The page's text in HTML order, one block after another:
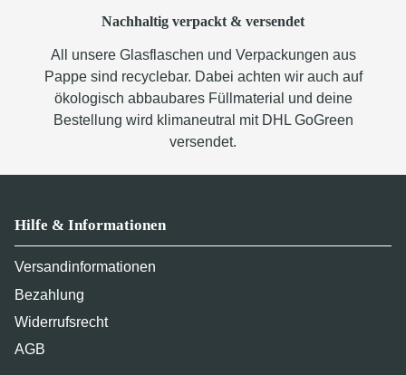
Nachhaltig verpackt & versendet
All unsere Glasflaschen und Verpackungen aus
Pappe sind recyclebar. Dabei achten wir auch auf
ökologisch abbaubares Füllmaterial und deine
Bestellung wird klimaneutral mit DHL GoGreen
versendet.
Hilfe & Informationen
Versandinformationen
Bezahlung
Widerrufsrecht
AGB